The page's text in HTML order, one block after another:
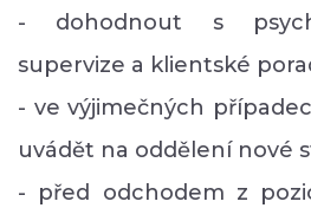
- dohodnout s
supervize a klientské
- ve výjimečných
uvádět na oddělení nové
- před odchodem z